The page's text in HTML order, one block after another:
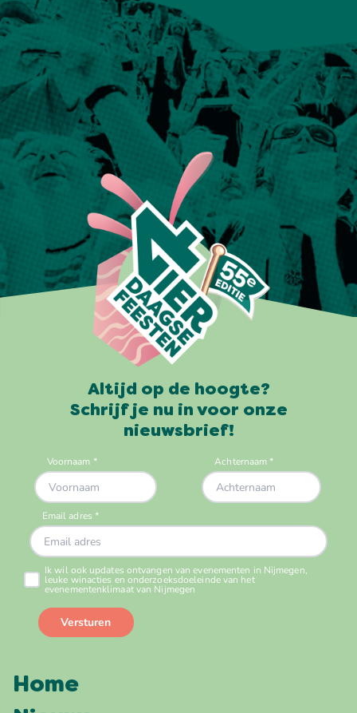
Altijd op de hoogte?
Schrijf je nu in voor onze
nieuwsbrief!
Home